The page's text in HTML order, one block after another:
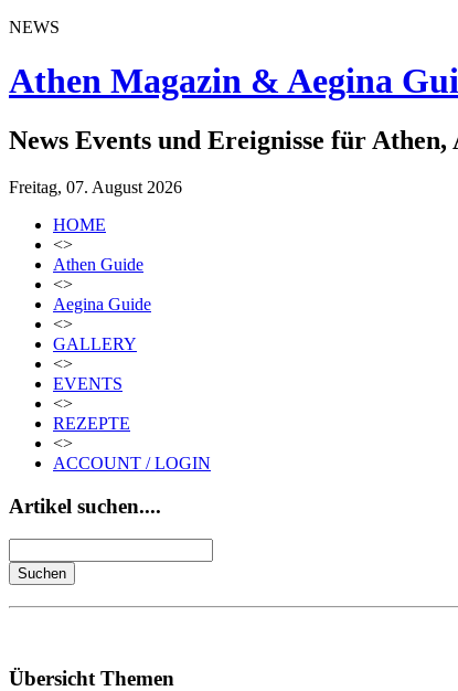
NEWS
Athen Magazin & Aegina
News Events und Ereignisse für
Freitag, 07. August 2026
HOME
<>
Athen Guide
<>
Aegina Guide
<>
GALLERY
<>
EVENTS
<>
REZEPTE
<>
ACCOUNT / LOGIN
Artikel suchen....
Übersicht Themen